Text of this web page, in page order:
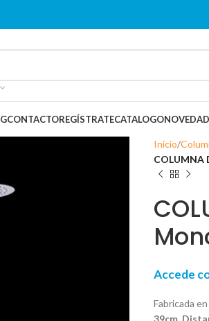
CONTACTOREGÍSTRATECATALOGO
Inicio
COLUMNA
Accede
Fabricada
39cm.